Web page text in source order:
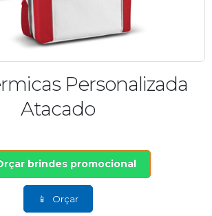
Personalizada
Atacado
brindes promocional
Orçar